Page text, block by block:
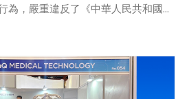
為，嚴重違反了《中華人民共和國商
明基集團將堅決採取法律手段，追究
及用戶，在選擇與「BenQ」
或銷售商的授權資質，避免因誤信不
任何疑問或需要進一步核實相關信
豐官方客服或訪問明基三豐官方網站
持創新精神，為全球用戶帶來優質的
界夥伴持續攜手共進，共同推動產業